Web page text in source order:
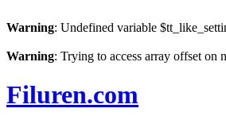
Warning: Undefined variable
Warning: Trying to access array offset on
till
innehåll
Filuren.com